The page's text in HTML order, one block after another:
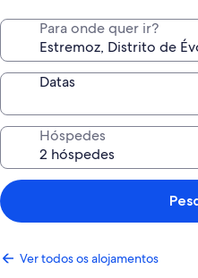
Para onde quer ir?
Datas
Hóspedes
Ver todos os alojamentos